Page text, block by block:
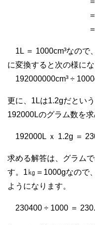
＝
＝
1L ＝ 1000cm³なので
に変換すると次の様にな
192000000cm³ ÷
更に、1Lは1.2gだとい
192000Lのグラム数を求
192000L ｘ 1.2g ＝
求める解答は、グラム
す。1㎏＝1000gなので
ようになります。
230400 ÷ 1000 ＝